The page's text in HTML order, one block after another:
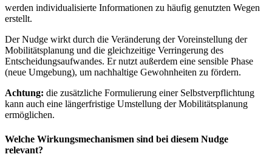
werden individualisierte Informationen zu häufig genutzten Wegen
erstellt.
Der Nudge wirkt durch die Veränderung der Voreinstellung der
Mobilitätsplanung und die gleichzeitige Verringerung des
Entscheidungsaufwandes. Er nutzt außerdem eine sensible Phase
(neue Umgebung), um nachhaltige Gewohnheiten zu fördern.
Achtung: die zusätzliche Formulierung einer Selbstverpflichtung
kann auch eine längerfristige Umstellung der Mobilitätsplanung
ermöglichen.
Welche Wirkungsmechanismen sind bei diesem Nudge
relevant?